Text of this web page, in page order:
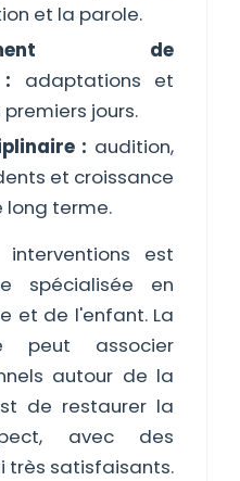
et la parole.
de
adaptations et
jours.
: audition,
et croissance
long terme.
est
spécialisée en
et de l'enfant. La
peut associer
autour de la
de restaurer la
avec des
très satisfaisants.